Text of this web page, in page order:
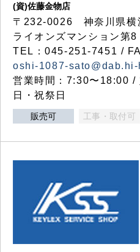
(資)佐藤金物店
〒232-0026 神奈川県
ライオンズマンション
TEL：045-251-7451 /
oshi-1087-
営業時間：7:30〜18:00 /
日・祝祭日
販売可 工事・取付可